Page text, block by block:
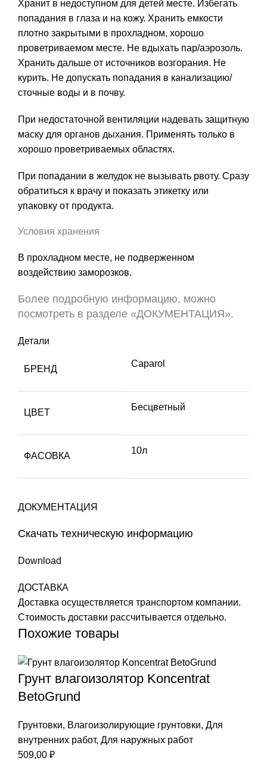
Хранит в недоступном для детей месте. Избегать
попадания в глаза и на кожу. Хранить емкости
плотно закрытыми в прохладном, хорошо
проветриваемом месте. Не вдыхать пар/аэрозоль.
Хранить дальше от источников возгорания. Не
курить. Не допускать попадания в канализацию/
сточные воды и в почву.
При недостаточной вентиляции надевать защитную
маску для органов дыхания. Применять только в
хорошо проветриваемых областях.
При попадании в желудок не вызывать рвоту. Сразу
обратиться к врачу и показать этикетку или
упаковку от продукта.
Условия хранения
В прохладном месте, не подверженном
воздействию заморозков.
Более подробную информацию, можно
посмотреть в разделе «ДОКУМЕНТАЦИЯ».
Детали
БРЕНД
Caparol
ЦВЕТ
Бесцветный
ФАСОВКА
10л
ДОКУМЕНТАЦИЯ
Скачать техническую информацию
Download
ДОСТАВКА
Доставка осуществляется транспортом компании.
Стоимость доставки рассчитывается отдельно.
Похожие товары
Грунт влагоизолятор Koncentrat
BetoGrund
Грунтовки, Влагоизолирующие грунтовки, Для
внутренних работ, Для наружных работ
509,00 ₽